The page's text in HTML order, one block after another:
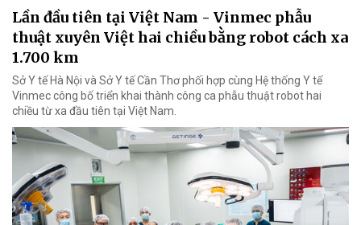
Lần đầu tiên tại Việt Nam - Vinmec phẫu
thuật xuyên Việt hai chiều bằng robot cách xa
1.700 km
Sở Y tế Hà Nội và Sở Y tế Cần Thơ phối hợp cùng Hệ thống Y tế
Vinmec công bố triển khai thành công ca phẫu thuật robot hai
chiều từ xa đầu tiên tại Việt Nam.